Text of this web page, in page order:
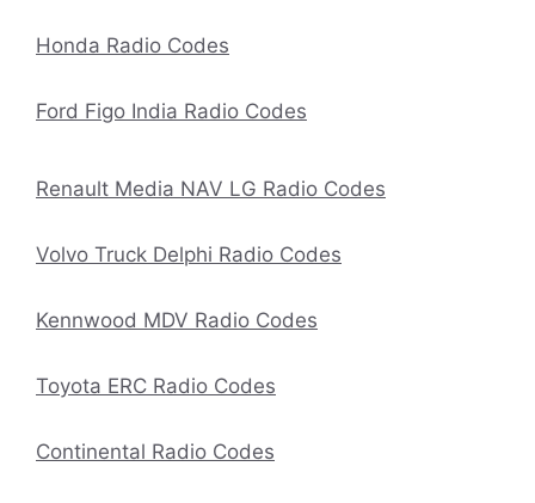
Honda Radio Codes
Ford Figo India Radio Codes
Renault Media NAV LG Radio Codes
Volvo Truck Delphi Radio Codes
Kennwood MDV Radio Codes
Toyota ERC Radio Codes
Continental Radio Codes